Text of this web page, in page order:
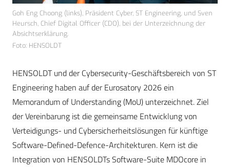
Goh Eng Choong (links), Präsident Cyber, ST Engineering, und Sven
Heursch, Chief Digital Officer (CDO), bei der Unterzeichnung der
Absichtserklärung.
Foto: HENSOLDT
HENSOLDT und der Cybersecurity-Geschäftsbereich von ST
Engineering haben auf der Eurosatory 2026 ein
Memorandum of Understanding (MoU) unterzeichnet. Ziel
der Vereinbarung ist die gemeinsame Entwicklung von
Verteidigungs- und Cybersicherheitslösungen für künftige
Software-Defined-Defence-Architekturen. Kern ist die
Integration von HENSOLDTs Software-Suite MDOcore in